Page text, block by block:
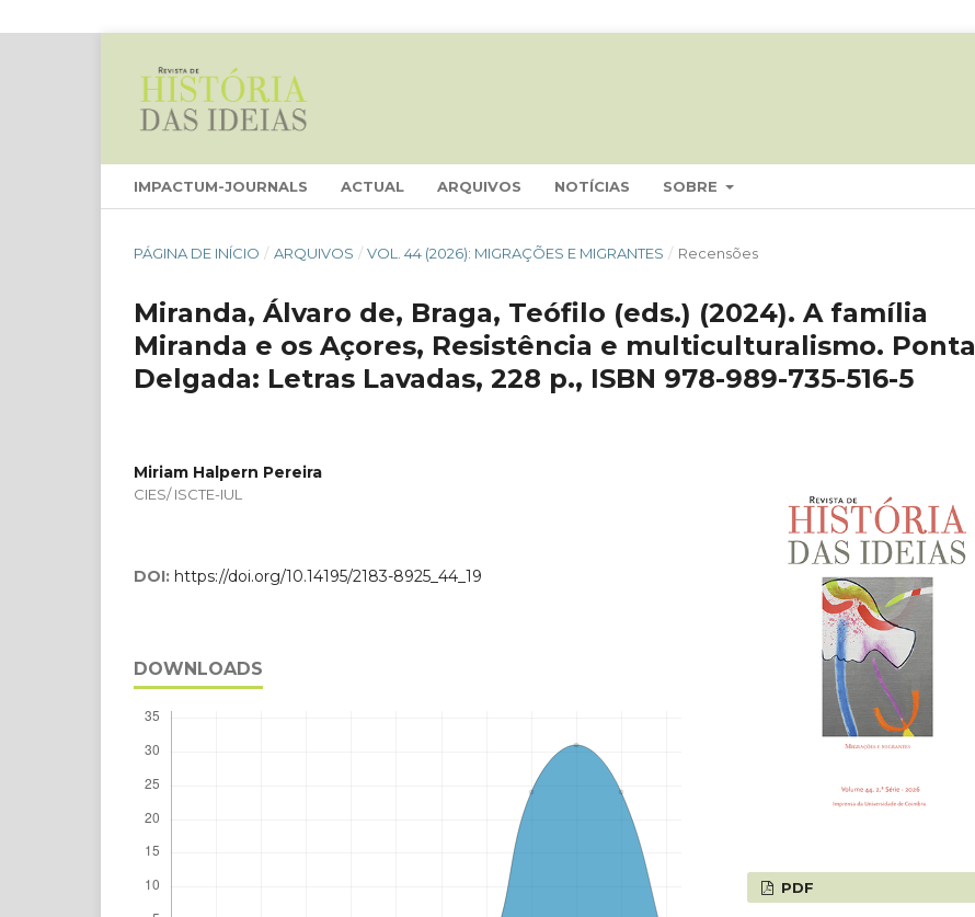
IMPACTUM-JOURNALS ACTUAL ARQUIVOS NOTÍCIAS SOBRE
PÁGINA DE INÍCIO / ARQUIVOS / VOL. 44 (2026): MIGRAÇÕES E MIGRANTES / Recensões
Miranda, Álvaro de, Braga, Teófilo (eds.) (2024). A família
Miranda e os Açores, Resistência e multiculturalismo. Ponta
Delgada: Letras Lavadas, 228 p., ISBN 978-989-735-516-5
Miriam Halpern Pereira
CIES/ ISCTE-IUL
DOI: https://doi.org/10.14195/2183-8925_44_19
DOWNLOADS
PDF